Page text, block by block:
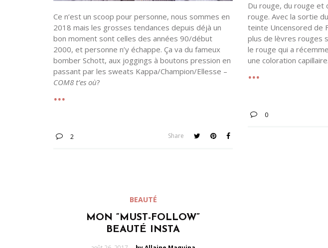
Ce n’est un scoop pour personne, nous sommes en
2018 mais les grosses tendances depuis déjà un
bon moment sont celles des années 90/début
2000, et personne n’y échappe. Ça va du fameux
bomber Schott, aux joggings à boutons pression en
passant par les sweats Kappa/Champion/Ellesse –
COM8 t’es où?
2 Share
Du rouge, du rouge et
rouge. Avec la sortie
teinte Uncensored de
plus de lèvres rouges
le rouge qui a
une coloration capillaire.
0
BEAUTÉ
MON “MUST-FOLLOW”
BEAUTÉ INSTA